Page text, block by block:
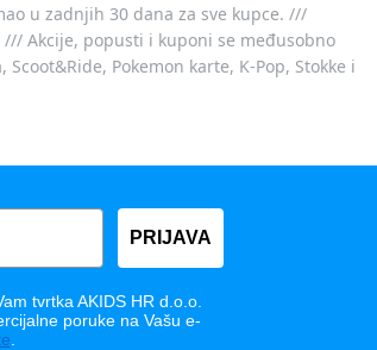
u zadnjih 30 dana za sve kupce. ///
/// Akcije, popusti i kuponi se međusobno
Pokemon karte, K-Pop, Stokke i
PRIJAVA
tvrtka AKIDS HR d.o.o.
poruke na Vašu e-